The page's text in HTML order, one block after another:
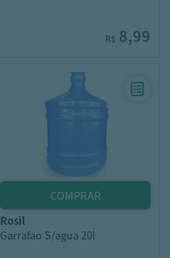
R$ 8,99
rosil
Garrafao S/agua 20l